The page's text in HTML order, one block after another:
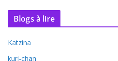
Blogs à lire
Katzina
kuri-chan